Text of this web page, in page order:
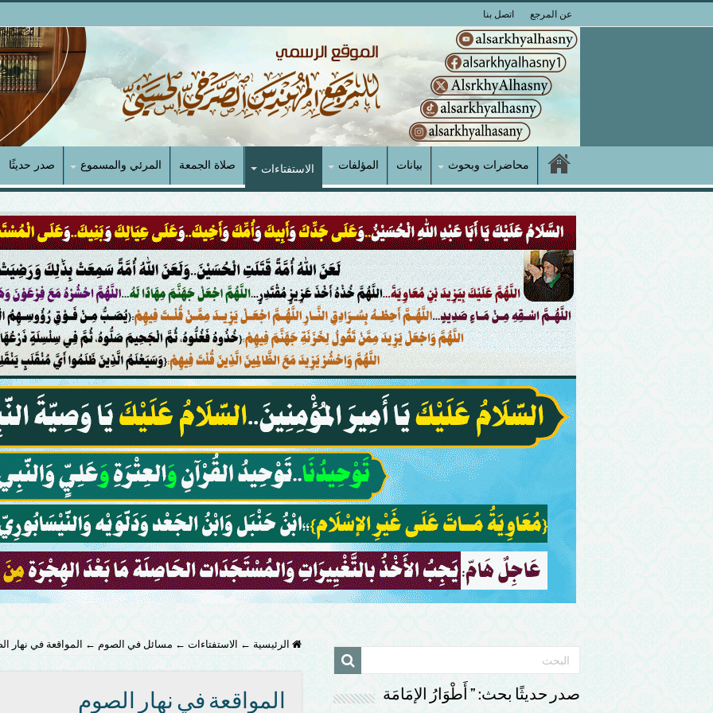
عن المرجع اتصل بنا
محاضرات وبحوث بيانات المؤلفات الاستفتاءات صلاة الجمعة المرئي والمسموع صدر حديثًا
الرئيسية ← الاستفتاءات ← مسائل في الصوم ← المواقعة في نهار
المواقعة في نهار الصوم صدر حديثًا بحث: ” أَطْوَارُ الإمَامَة